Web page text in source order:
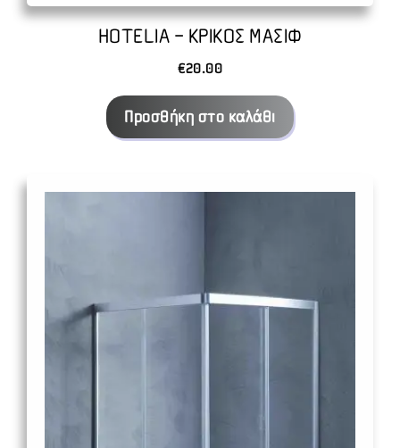
HOTELIA – ΚΡΙΚΟΣ ΜΑΣΙΦ
€20.00
Προσθήκη στο καλάθι